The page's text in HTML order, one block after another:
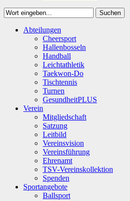
Suchen
SuchenAbteilungen
Cheersport
Hallenbosseln
Handball
Leichtathletik
Taekwon-Do
Tischtennis
Turnen
GesundheitPLUS
Verein
Mitgliedschaft
Satzung
Leitbild
Vereinsvision
Vereinsführung
Ehrenamt
TSV-Vereinskollektion
Spenden
Sportangebote
Ballsport